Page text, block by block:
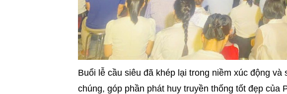
Buổi lễ cầu siêu đã khép lại trong niềm xúc động
chúng, góp phần phát huy truyền thống tốt đẹp của